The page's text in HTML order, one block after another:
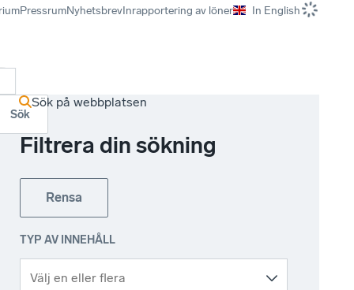
PressrumNyhetsbrevInrapportering av löner In English
Sök på webbplatsen
Filtrera din sökning
Rensa
TYP AV INNEHÅLL
Sök